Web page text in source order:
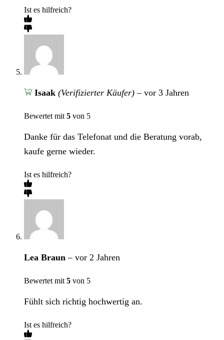
Ist es hilfreich?
Isaak (Verifizierter Käufer) – vor 3 Jahren
Bewertet mit 5 von 5
Danke für das Telefonat und die Beratung vorab,
kaufe gerne wieder.
Ist es hilfreich?
Lea Braun– vor 2 Jahren
Bewertet mit 5 von 5
Fühlt sich richtig hochwertig an.
Ist es hilfreich?